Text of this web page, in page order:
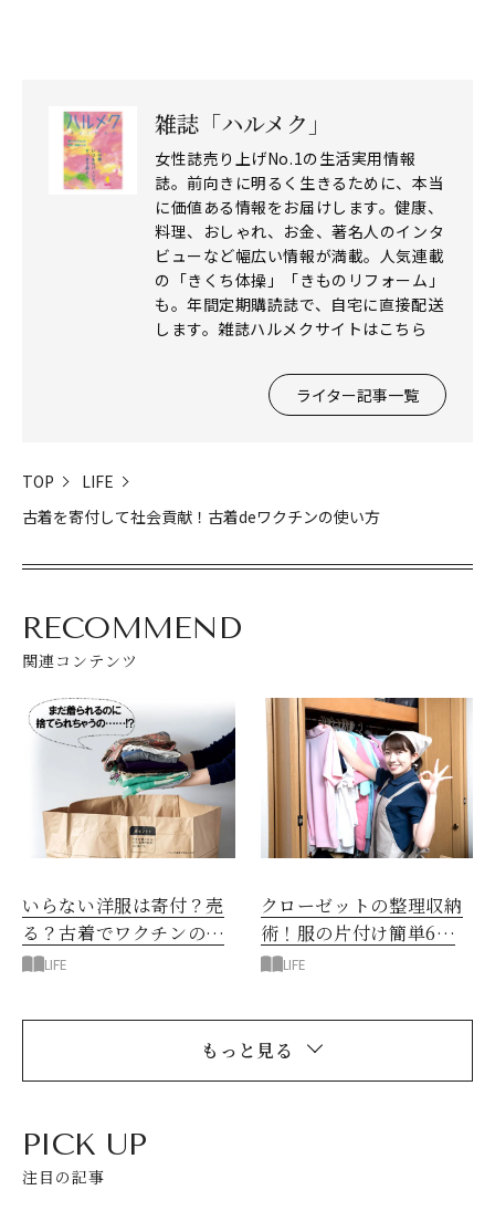
雑誌「ハルメク」
女性誌売り上げNo.1の生活実用情報
誌。前向きに明るく生きるために、本当
に価値ある情報をお届けします。健康、
料理、おしゃれ、お金、著名人のインタ
ビューなど幅広い情報が満載。人気連載
の「きくち体操」「きものリフォーム」
も。年間定期購読誌で、自宅に直接配送
します。雑誌ハルメクサイトはこちら
ライター記事一覧
TOP
LIFE
古着を寄付して社会貢献！古着deワクチンの使い方
RECOMMEND
関連コンテンツ
いらない洋服は寄付？売
る？古着でワクチンの料
金は
LIFE
クローゼットの整理収納
術！服の片付け簡単6ス
テップ
LIFE
もっと見る
PICK UP
注目の記事